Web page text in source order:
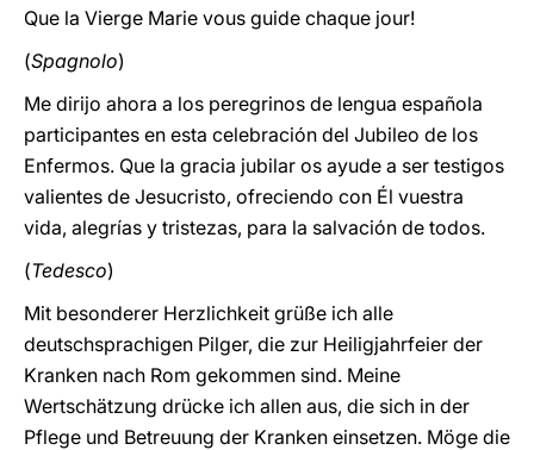
Que la Vierge Marie vous guide chaque jour!
(Spagnolo)
Me dirijo ahora a los peregrinos de lengua española
participantes en esta celebración del Jubileo de los
Enfermos. Que la gracia jubilar os ayude a ser testigos
valientes de Jesucristo, ofreciendo con Él vuestra
vida, alegrías y tristezas, para la salvación de todos.
(Tedesco)
Mit besonderer Herzlichkeit grüße ich alle
deutschsprachigen Pilger, die zur Heiligjahrfeier der
Kranken nach Rom gekommen sind. Meine
Wertschätzung drücke ich allen aus, die sich in der
Pflege und Betreuung der Kranken einsetzen. Möge die